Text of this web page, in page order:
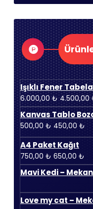
Işıklı Fener
6.000,00₺ Orijinal
fiyat:
6.000,00
4.500,00
Kanvas Tablo
500,00 ₺ Orijinal
fiyat:
500,00 ₺.
450,00 ₺Şu
A4 Paket Kağıt
750,00 ₺ Orijinal
fiyat:
750,00 ₺.
650,00 ₺
Mavi Kedi –
Love my cat –